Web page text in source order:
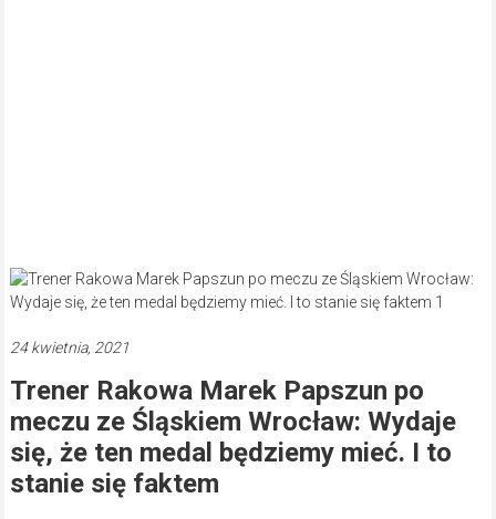
24 kwietnia, 2021
Trener Rakowa Marek Papszun po
meczu ze Śląskiem Wrocław: Wydaje
się, że ten medal będziemy mieć. I to
stanie się faktem